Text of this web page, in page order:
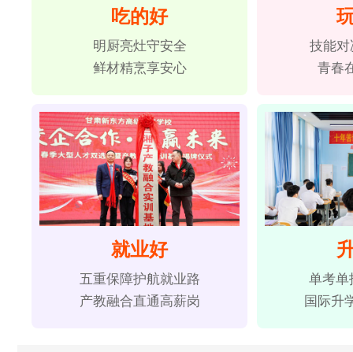
吃的好
明厨亮灶守安全
鲜材精烹享安心
技能对
青春
就业好
五重保障护航就业路
产教融合直通高薪岗
单考单
国际升